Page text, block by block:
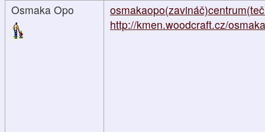
Osmaka Opo
http://kmen.woodcraft.cz/